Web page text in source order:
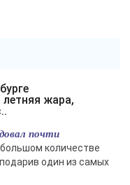
летняя жара,
почти
количестве
один из самых